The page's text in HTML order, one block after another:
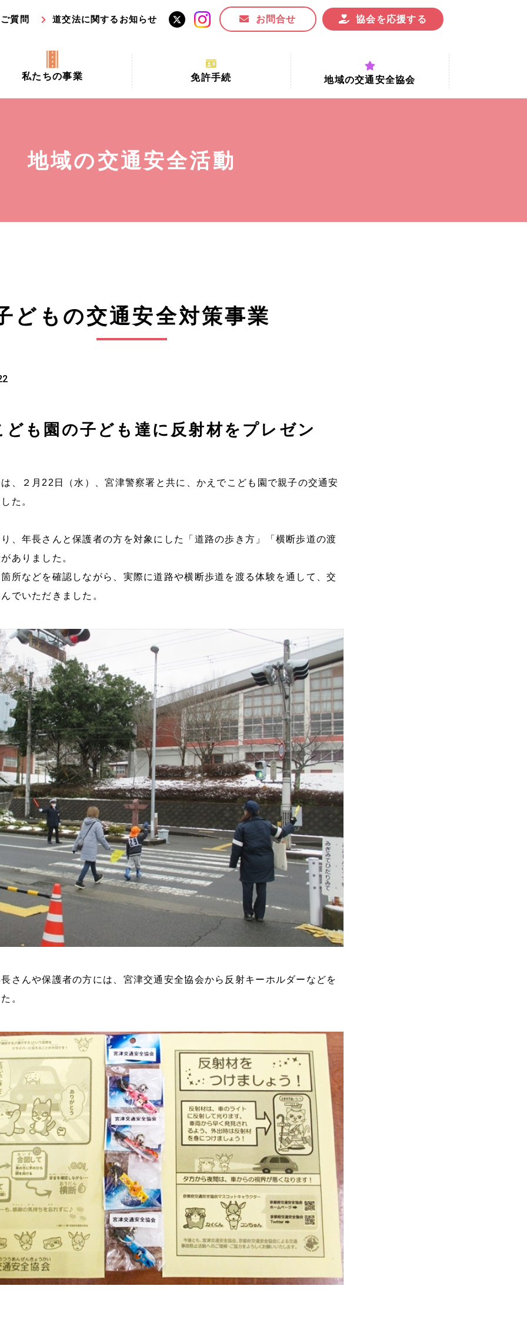
質問 道交法に関するお知らせ お問合せ 協会を応援する
私たちの事業
通安全活動推進センター事業
協力金の活用事業
免許手続
手続場所の対象者及び受付時間
講習時間
地域の交通安全協会
地域の交通安全活動
どもの交通安全対策事業
ども園の子ども達に反射材をプレゼン
、２月22日（水）、宮津警察署と共に、かえでこども園で親子の交通安
た。
、年長さんと保護者の方を対象にした「道路の歩き方」「横断歩道の渡
ありました。
所などを確認しながら、実際に道路や横断歩道を渡る体験を通して、交
でいただきました。
さんや保護者の方には、宮津交通安全協会から反射キーホルダーなどを
。